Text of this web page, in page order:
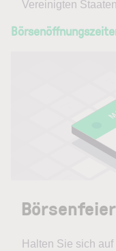
Vereinigten
Halten Sie sich